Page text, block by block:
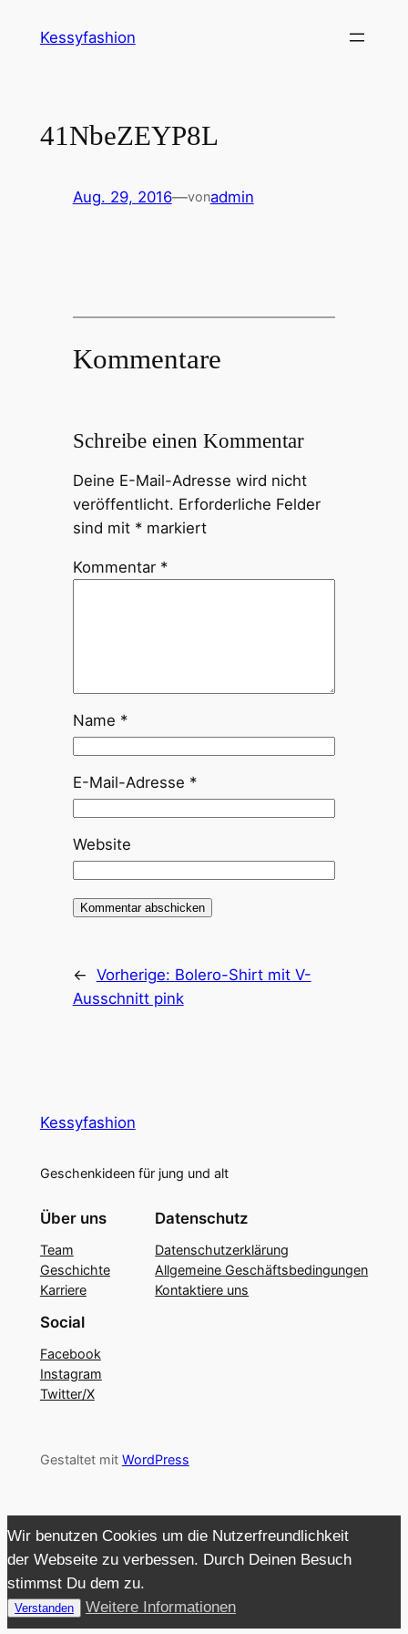
InhaltKessyfashion
41NbeZEYP8L
Aug. 29, 2016—vonadmin
Kommentare
Schreibe einen Kommentar
Deine E-Mail-Adresse wird nicht
veröffentlicht. Erforderliche Felder
sind mit *markiert
Kommentar *
Name *
E-Mail-Adresse *
Website
← Vorherige: Bolero-Shirt mit V-
Ausschnitt pink
Kessyfashion
Geschenkideen für jung und alt
Über uns
Team
Geschichte
Karriere
Datenschutz
Datenschutzerklärung
Allgemeine Geschäftsbedingungen
Kontaktiere uns
Social
Facebook
Instagram
Twitter/X
Gestaltet mit WordPress
Wir benutzen Cookies um die Nutzerfreundlichkeit
der Webseite zu verbessen. Durch Deinen Besuch
stimmst Du dem zu.
Verstanden Weitere Informationen